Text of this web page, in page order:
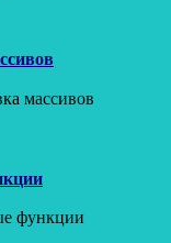
массивов
функции